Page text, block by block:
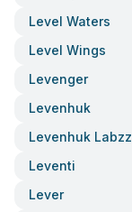
Level Waters
Level Wings
Levenger
Levenhuk
Levenhuk Labzz
Leventi
Lever